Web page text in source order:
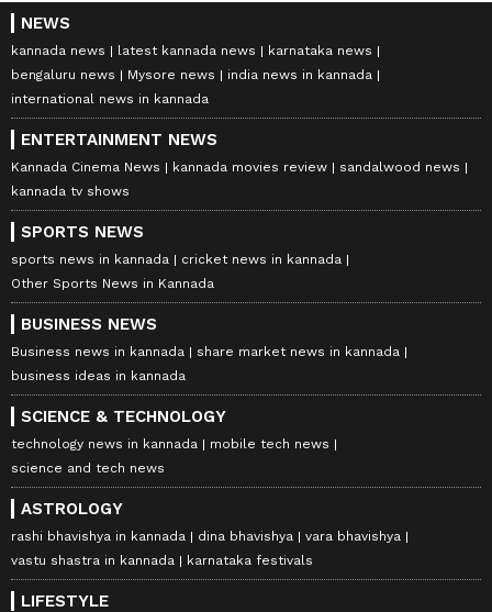
NEWS
kannada news latest kannada news
karnataka news
bengaluru news
Mysore news
india news in kannada
international news in kannada
ENTERTAINMENT NEWS
Kannada Cinema News kannada movies review
sandalwood news
kannada tv shows
SPORTS NEWS
sports news in kannada
cricket news in kannada
Other Sports News in Kannada
BUSINESS NEWS
Business news in kannada
share market news in kannada
business ideas in kannada
SCIENCE & TECHNOLOGY
technology news in kannada
mobile tech news
science and tech news
ASTROLOGY
rashi bhavishya in kannada dina bhavishya
vara bhavishya
vastu shastra in kannada
karnataka festivals
LIFESTYLE